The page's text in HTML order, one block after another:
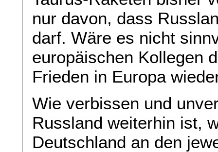
nur davon, dass
darf. Wäre es nicht
europäischen Kollegen
Frieden in Europa
Wie verbissen und
Russland weiterhin ist,
Deutschland an den